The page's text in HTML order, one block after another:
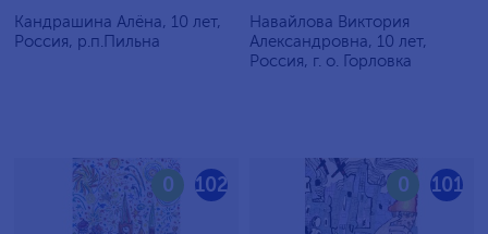
Кандрашина Алёна, 10 лет,
Россия, р.п.Пильна
Навайлова Виктория
Александровна, 10 лет,
Россия, г. о. Горловка
102
0 101
0